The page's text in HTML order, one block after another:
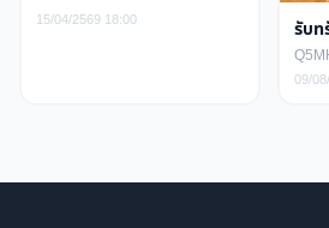
15/04/2569 18:00 รับ
09/